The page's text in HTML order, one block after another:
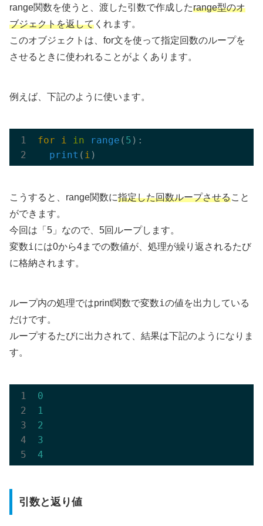
range関数を使うと、渡した引数で作成したrange型のオ
ブジェクトを返して くれます。
このオブジェクトは、for文を使って指定回数のループを
させるときに使われることがよくあります。
例えば、下記のように使います。
for i in range ( 5 ):
print ( i )
こうすると、range関数に指定した回数ループさせること
ができます。
今回は「5」なので、5回ループします。
変数iには0から4までの数値が、処理が繰り返されるたび
に格納されます。
ループ内の処理ではprint関数で変数iの値を出力している
だけです。
ループするたびに出力されて、結果は下記のようになりま
す。
0
1
2
3
4
引数と返り値